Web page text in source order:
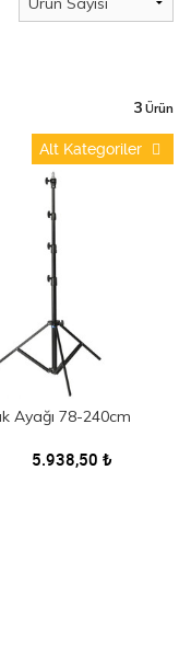
3 Ürün
Alt Kategoriler
Ayağı 78-240cm
5.938,50 ₺